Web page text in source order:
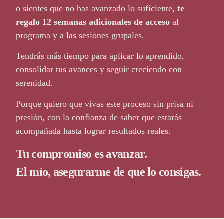
o sientes que no has avanzado lo suficiente,te
regalo 12 semanas adicionales de acceso al
programa y a las sesiones grupales.
Tendrás más tiempo para aplicar lo aprendido,
consolidar tus avances y seguir creciendo con
serenidad.
Porque quiero que vivas este proceso sin prisa ni
presión, con la confianza de saber que estarás
acompañada hasta lograr resultados reales.
Tu compromiso es avanzar.
El mío, asegurarme de que lo consigas.